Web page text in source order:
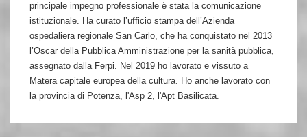
principale impegno professionale è stata la comunicazione
istituzionale. Ha curato l’ufficio stampa dell’Azienda
ospedaliera regionale San Carlo, che ha conquistato nel 2013
l’Oscar della Pubblica Amministrazione per la sanità pubblica,
assegnato dalla Ferpi. Nel 2019 ho lavorato e vissuto a
Matera capitale europea della cultura. Ho anche lavorato con
la provincia di Potenza, l'Asp 2, l'Apt Basilicata.